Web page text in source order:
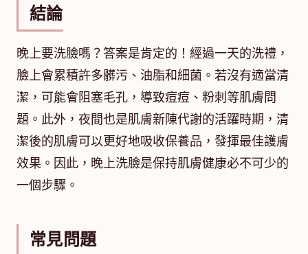
結論
晚上要洗臉嗎？答案是肯定的！經過一天的洗禮，
臉上會累積許多髒污、油脂和細菌。若沒有適當清
潔，可能會阻塞毛孔，導致痘痘、粉刺等肌膚問
題。此外，夜間也是肌膚新陳代謝的活躍時期，清
潔後的肌膚可以更好地吸收保養品，發揮最佳護膚
效果。因此，晚上洗臉是保持肌膚健康必不可少的
一個步驟。
常見問題